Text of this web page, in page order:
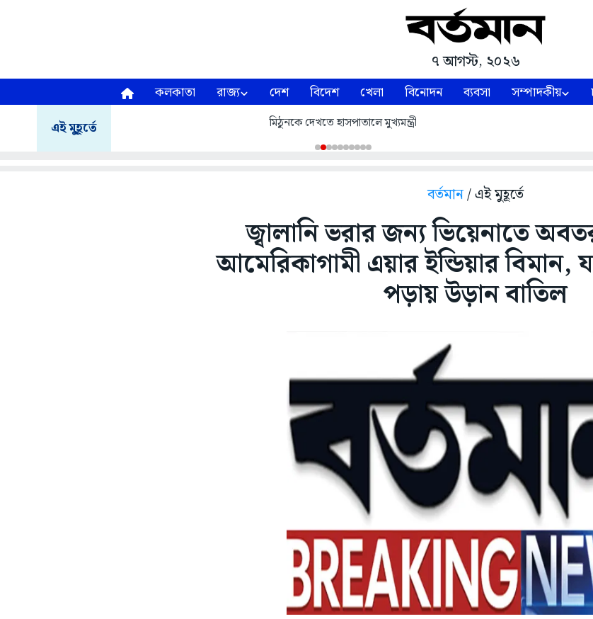
৭ আগস্ট, ২০২৬
কলকাতা রাজ্য দেশ বিদেশ খেলা বিনোদন ব্যবসা সম্পাদকীয়
এই মুহূর্তে মিঠুনকে দেখতে হাসপাতালে মুখ্যমন্ত্রী
বর্তমান/ এই মুহূর্তে
জ্বালানি ভরার জন্য ভিয়েনাতে
আমেরিকাগামী এয়ার ইন্ডিয়ার বিমান,
পড়ায় উড়ান বাতিল